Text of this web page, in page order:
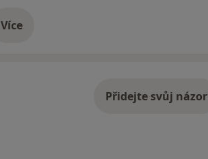
Víceo adrese
Přidejte svůj názor